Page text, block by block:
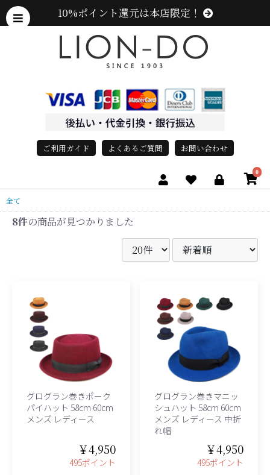
10%ポイント還元は本店限定！
ご利用ガイド よくあるご質問 お問い合わせ
0
全て
8件の商品が見つかりました
グログラン巻きポーク
パイハット 58cm 60cm
メンズ レディース
￥4,950
495ポイント
グログラン巻きマニッ
シュハット 58cm 60cm
メンズ レディース 中折
れ帽
￥4,950
495ポイント